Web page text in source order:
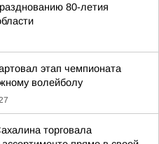
80-летия
этап чемпионата
волейболу
торговала